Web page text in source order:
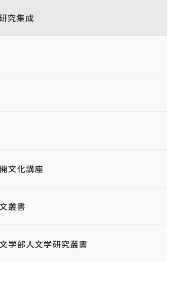
究集成
文化講座
叢書
学部人文学研究叢書